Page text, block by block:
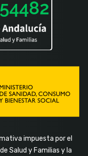
impuesta por el
Salud y Familias y la